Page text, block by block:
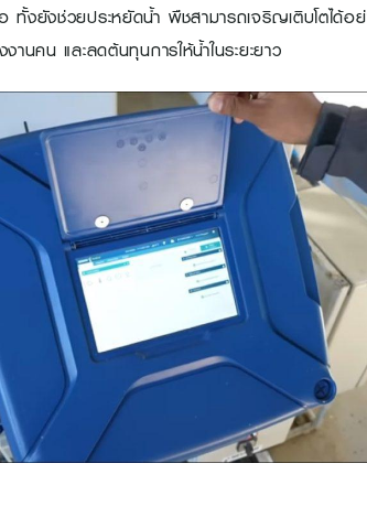
ทั้งยังช่วยประหยัดน้ำ พืชสามารถเจริญเติบโตได้อย่
านคน และลดต้นทุนการให้น้ำในระยะยาว